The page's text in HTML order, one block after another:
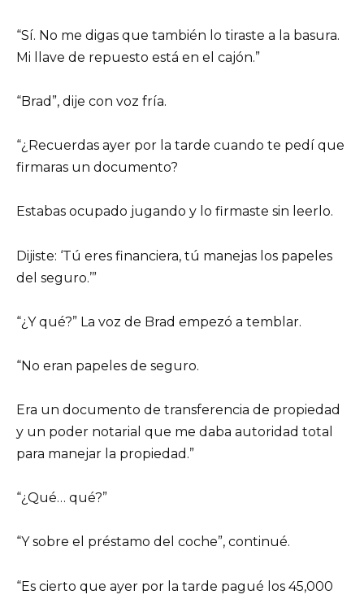
“Sí. No me digas que también lo tiraste a la basura.
Mi llave de repuesto está en el cajón.”
“Brad”, dije con voz fría.
“¿Recuerdas ayer por la tarde cuando te pedí que
firmaras un documento?
Estabas ocupado jugando y lo firmaste sin leerlo.
Dijiste: ‘Tú eres financiera, tú manejas los papeles
del seguro.’”
“¿Y qué?” La voz de Brad empezó a temblar.
“No eran papeles de seguro.
Era un documento de transferencia de propiedad
y un poder notarial que me daba autoridad total
para manejar la propiedad.”
“¿Qué… qué?”
“Y sobre el préstamo del coche”, continué.
“Es cierto que ayer por la tarde pagué los 45,000